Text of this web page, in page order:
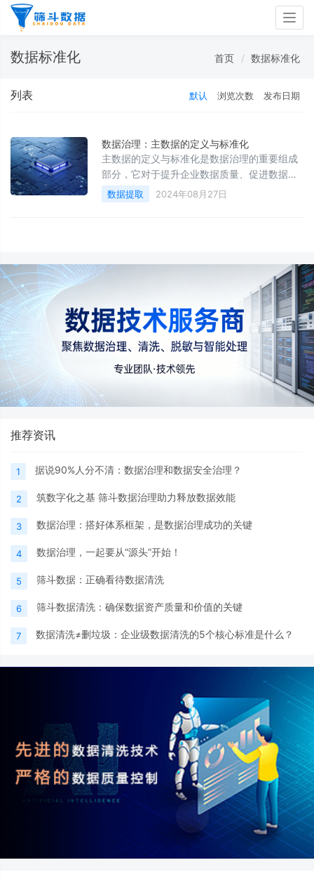
数据标准化 首页 数据标准化
列表 默认 浏览次数 发布日期
数据治理：主数据的定义与标准化
主数据的定义与标准化是数据治理的重要组成
部分，它对于提升企业数据质量、促进数据共
享与整合、提高业务效率和降低风险具有重要
意义。
数据提取 2024年08月27日
推荐资讯
1 据说90%人分不清：数据治理和数据安全治理？
2 筑数字化之基 筛斗数据治理助力释放数据效能
3 数据治理：搭好体系框架，是数据治理成功的关键
4 数据治理，一起要从“源头”开始！
5 筛斗数据：正确看待数据清洗
6 筛斗数据清洗：确保数据资产质量和价值的关键
7 数据清洗≠删垃圾：企业级数据清洗的5个核心标准是什么？